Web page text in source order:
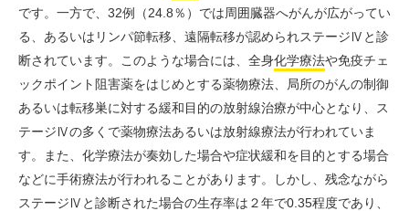
です。一方で、32例（24.8％）では周囲臓器へがんが広がってい
る、あるいはリンパ節転移、遠隔転移が認められステージⅣと診
断されています。このような場合には、全身化学療法や免疫チェ
ックポイント阻害薬をはじめとする薬物療法、局所のがんの制御
あるいは転移巣に対する緩和目的の放射線治療が中心となり、ス
テージⅣの多くで薬物療法あるいは放射線療法が行われていま
す。また、化学療法が奏効した場合や症状緩和を目的とする場合
などに手術療法が行われることがあります。しかし、残念ながら
ステージⅣと診断された場合の生存率は２年で0.35程度であり、